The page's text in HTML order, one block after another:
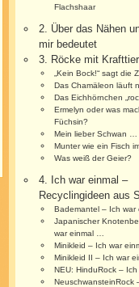
Flachshaar
2. Über das Nähen
mir bedeutet
3. Röcke mit
„Kein Bock!“ sagt die
Das Chamäleon läuft
Das Eichhörnchen
Ermelyn oder was
Füchsin?
Mein lieber Schwan …
Munter wie ein Fisch
Was weiß der Geier?
4. Ich war einmal –
Recyclingideen aus
Bademantel – Ich war
Japanischer
war einmal …
Minikleid – Ich war
Minikleid II – Ich war
NEU: HinduRock – Ich
NeuschwansteinRock